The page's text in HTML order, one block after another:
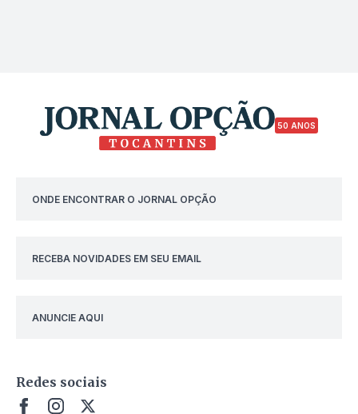
50 ANOS
ONDE ENCONTRAR O JORNAL OPÇÃO
RECEBA NOVIDADES EM SEU EMAIL
ANUNCIE AQUI
Redes sociais